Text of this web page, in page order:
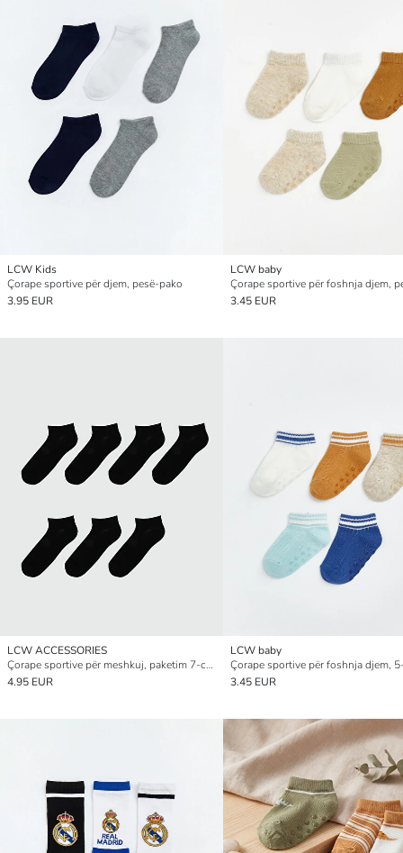
LCW Kids
Çorape sportive për djem, pesë-pako
3.95 EUR
LCW baby
3.45 EUR
LCW ACCESSORIES
Çorape sportive për meshkuj, paketim 7-copësh
4.95 EUR
LCW baby
Çorape sportive për foshnja djem,
3.45 EUR